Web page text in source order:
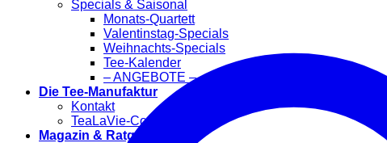
Specials & Saisonal
Monats-Quartett
Valentinstag-Specials
Weihnachts-Specials
Tee-Kalender
– ANGEBOTE –
Die Tee-Manufaktur
Kontakt
TeaLaVie-Community
Magazin & Ratgeber